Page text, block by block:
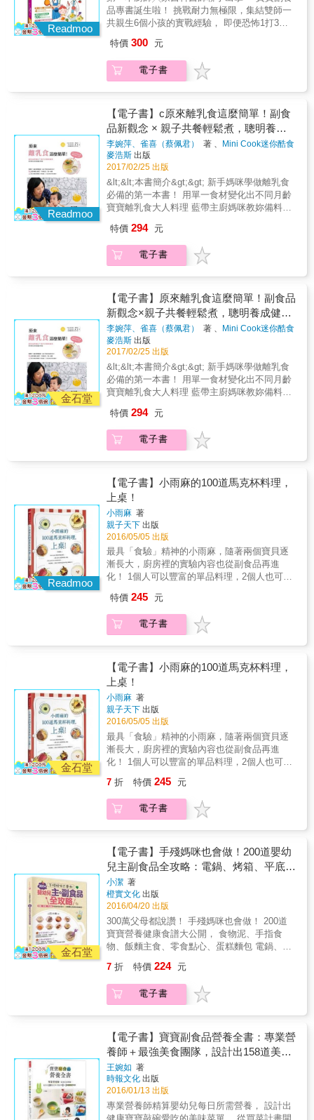
蔬菜，寶寶副食品營養均衡學問大！ 孩子跟大
人一樣，營養必須均衡攝取才能健康長大，晴
媽咪設計的食物泥中，都有4～7種以上的食
的副食品食物泥中都有主食＋蔬菜＋各式菜
類，每餐的副食品至少都有15～25種食材在
內，營養滿分！ 詢問率超高！新手爸媽常見QA
媽媽們問到的副食品QA，分享給大家，做詳細
完整的解答。到底孩子可以吃些什麼？該吃些
什麼？要吃多少？怎麼吃呢？在這裡將通通告
訴你！ 名人推薦 【專家好評推薦】 養生達
人、癌症關懷基金會董事長& 陳月卿 京華中醫
診所專任醫師& 鄒瑋倫 ★眾多父母一致推薦＋
多位媽媽實際經驗見證談 我是一位新手媽媽，
對副食品一知半解的我，在兒子5個多月時求助
藏私地教導我如何循序漸進地準備與製作副食
的問題，也不挑食。我一直相信這都是因為一
開始對副食品有了正確的認知和作法，才能在
小孩的飲食過程裡達到事半功倍的效果。
─Aya媽咪 我家的希衡，從吃副食品開始就是全
食物泥。剛出生體重一直是3%以下，一直到吃
食物泥後體重慢慢上升，現在已經1歲8個月，
體重上升了50～85%左右，之前我們一直不敢
給希衡嘗試太多食材，但是跟著晴媽咪的副食
品各階段慢慢嘗試，希衡在這段時間，也嘗試
了很多新食物呢！真的很感謝晴媽咪提供給孩
子營養均衡豐富的食物泥。 ─希衡媽咪 有一
天突然接到朋友的電話，約我一起去上製作食
看書、上上網就會的事情嗎？為什麼還要上
課？不過我還是去了（幸好我有去），讓我在
日後準備孩子食物泥的日子，非常輕鬆且愉
的接受度 ◆ 改變料理方式和食物形狀，例如秋
葵衡切就變成可愛的星星菜 本書針對「挑食、
長高、咖啡因、早餐、吃魚、零食」孩童六大
成長關卡，一一破解營養迷思。 ▍搶救父母困
變料理方式以外，還有許多改善方法！ 長高營
養均衡很重要，但是不可以這樣吃！ 咖啡因可
樂、可可、巧克力都有咖啡因，小孩又愛吃，
應該怎麼吃才好？ 吃魚大家都說「吃魚更聰
明」，可是海鮮卻有汙染風險！ 零食「sugar
high」是媽媽界的妖怪，如何在糖分攝取上保
持平衡？ ▍因愛料理，親自為孩子下廚最安
心！ ✔ 懶人烹調法，下班後也能30分鐘快速上
菜 ✔ 根據孩童發育所需營養設計菜單，完善各
種營養素 ✔ 營養均衡的50道料理，自然無負
擔，安全看得見 ✔ 特別收錄天然飲料及健康零
起作料理，刺激感官，健全人格發展 「玉米粒
歐姆蛋、蔬菜香料烤魚」 ◆ 營養均衡的50道營
養菜單，吃天然食物，吃食物的原形 ◆ 親子共
作料理詳細步驟，好吃好玩，孩子吃的營養又
健康 本書特色 1.台大食品科技研究所博士，專
為1~12歲孩童量身打造的營養知識及健康食譜
專書！ 2.「挑食、長高、咖啡因、早餐、吃
魚、零食」破解孩童成長卡關的六大迷思！ 3.
根據孩童發育所需設計50道營養菜單，完善各
種營養素！ 4.懶人烹調法，下班後也能30分鐘
快速上菜！ 5.特別收錄天然飲料及健康零食，
愛吃甜食的孩童也能安心享用！ 6.購書即贈優
質親子餐廳MONEY JUMP主廚甜點+伴手禮兌
換券 更多贈獎活動請上作家生活誌臉書專頁查
詢
Readmoo
品專書誕生啦！ 挑戰耐力無極限，集結雙師一
共親生6個小孩的實戰經驗， 即便恐怖1打3也
食品！ 不知道這個食材能不能讓寶寶吃？ 就看
醫師╳廚師聯手設計的副食品四階段常見食材
check表！ 帶孩子沒有最崩潰，只有更崩潰！
譜！ 寶寶食物過敏怎麼辦？幾個月可以開始吃
副食品？ 小兒科╳家醫科醫師專業解答爸媽最
想知道的副食品QA！ 新手爸媽也能輕鬆製作副
食品，讓寶寶頭好壯壯、健康長大！ 哪些東西
寶寶能吃？哪些寶寶不能吃？ 煮廚╳家醫科醫
師的70個副食品四階段常見食材check一覽表！
寶寶這個階段能吃蛋嗎？幾歲以上才能喝鮮奶
呢？使用這個食材需要特別注意什麼嗎？當你
不確定「寶寶這個階段能不能吃這項食材」
時，就參考書中的速查表吧！表格由育有三小
丹利」結合書中食譜，並針對我們常見的食材
簡單分類，提供給各位爸爸媽媽們翻開速查，
輕鬆搞定寶寶副食品。 如何自製安心、健康、
美味食譜，副食品自己做好簡單！ 想要做副食
品給寶寶卻心有餘而力不足？不要再自責自己
不是個好媽媽了，讓煮廚幫你帶得出廳堂，進
得了廚房！煮廚史丹利身兼專業廚師與三個孩
子的爸，特別把日常生活中實際幫家中孩子準
備的副食品料理寫成食譜，分享給更多爸媽
們。讓你輕鬆搞定米糊與粥、食物泥、麵飯主
食、精力湯、手指食物、零食點心。食譜皆以
別設計給4～6個月、7～8個月、9～11個月、1
的料理不只寶寶能吃，只要加點調味料，全家
大小都能一起享用！ 寶寶食物過敏怎麼辦？如
何讓寶寶有好食慾呢？ 小兒科醫師╳家醫科醫
師專業解答，關於你最想知道的副食品知識！
副食品時期是訓練寶寶接觸各種味道的重要階
段，透過建立良好的飲食習慣，才能養成均衡
的營養攝取。替孩子準備副食品時，爸媽最關
心的不外乎是食物過敏問題、寶寶的咀嚼與吞
嚥能力發展、寶寶挑食或沒胃口的對策
&hellip;&hellip;所有你最想知道的問題，就交給
家有三寶的專業醫師幫你解惑吧！
特價 300 元
電子書
Readmoo
【電子書】c原來離乳食這麼簡單！副食
品新觀念 × 親子共餐輕鬆煮，聰明養成
健康寶寶好體質
李婉萍、雀喜（蔡佩君） 著 、 Mini Cook迷你酷食
育生活工著
麥浩斯 出版
2017/02/25 出版
&lt;&lt;本書簡介&gt;&gt; 新手媽咪學做離乳食
必備的第一本書！ 用單一食材變化出不同月齡
寶寶離乳食大人料理 藍帶主廚媽咪教妳備料烹
醫師 黃瑽寧、兒童發展醫學專家 王宏哲 聯名
推薦！］ 剛開始做離乳食的媽咪們，是否覺得
特地備料很麻煩、想給孩子最佳營養但又不知
爸媽們如何更輕鬆、省力地帶寶寶吃！ 》主廚
媽咪教妳美味離乳食這樣做！ 從基礎備料開
始，一步步圖解做高湯、食材前處理、食材搭
配的方法，讓離乳食味道能引起寶寶食慾、吃
得開心滿足。此外，主廚還要解決爸媽們的備
料困擾，巧用單一食材變化出不同月齡的寶寶
離乳食，以及爸媽吃的一鍋煮料理，讓大人小
孩一起同桌共餐。 親子共餐怎麼吃？用單一食
材決定菜單就OK───── 紅蘿蔔泥（4-9個月）
&rarr;紅蘿蔔歐姆蛋捲（10-18個月）&rarr;紅燒
脆皮馬鈴薯塊（10-18個月）&rarr;馬鈴薯燉肉
（一鍋煮） 高麗菜泥（4-9個月）&rarr;寶寶羅
宋湯（10-18個月）&rarr;豬肉蝦仁大阪燒（一
簡單易做的手指食物、無添加的食材沾醬與營
養點心，每道料理都由主廚示範、營養師認
可，不僅美味更讓寶寶吃得健康、更頭好壯
壯。 》食育營養師教妳為寶寶成長黃金期打
底！ 什麼食材該讓寶寶多攝取？寶寶不愛吃離
乳食怎麼辦？好怕寶寶變成敏兒！怎麼帶孩子
吃才對、有需避開哪些食材嗎？餵離乳食的添
加順序是？寶寶容易缺乏的營養有哪些？寶寶
與疑難雜症又如何處理？專業營養師 &ndash;
李婉萍為妳總解惑關於餵養離乳食的大小問
題，更要打破以往餵離乳食的舊觀念。 本書整
理出25種營養推薦食材、85道親切好做的食譜
與作法圖解、餵養孩子更easy的製備法、營養
師解答餵養問題與迷思&hellip;等，專業團隊為
你家寶貝健康提早打好基礎，而且讓爸媽們第
一次做離乳食就上手！
特價 294 元
電子書
金石堂
【電子書】原來離乳食這麼簡單！副食品
新觀念×親子共餐輕鬆煮，聰明養成健康
寶寶好體質
李婉萍、雀喜（蔡佩君） 著 、 Mini Cook迷你酷食
育生活工著
麥浩斯 出版
2017/02/25 出版
&lt;&lt;本書簡介&gt;&gt; 新手媽咪學做離乳食
必備的第一本書！ 用單一食材變化出不同月齡
寶寶離乳食大人料理 藍帶主廚媽咪教妳備料烹
醫師 黃瑽寧、兒童發展醫學專家 王宏哲 聯名
推薦！］ 剛開始做離乳食的媽咪們，是否覺得
特地備料很麻煩、想給孩子最佳營養但又不知
爸媽們如何更輕鬆、省力地帶寶寶吃！ 》主廚
媽咪教妳美味離乳食這樣做！ 從基礎備料開
始，一步步圖解做高湯、食材前處理、食材搭
配的方法，讓離乳食味道能引起寶寶食慾、吃
得開心滿足。此外，主廚還要解決爸媽們的備
料困擾，巧用單一食材變化出不同月齡的寶寶
離乳食，以及爸媽吃的一鍋煮料理，讓大人小
孩一起同桌共餐。 親子共餐怎麼吃？用單一食
材決定菜單就OK───── 紅蘿蔔泥（4-9個月）
&rarr;紅蘿蔔歐姆蛋捲（10-18個月）&rarr;紅燒
脆皮馬鈴薯塊（10-18個月）&rarr;馬鈴薯燉肉
（一鍋煮） 高麗菜泥（4-9個月）&rarr;寶寶羅
宋湯（10-18個月）&rarr;豬肉蝦仁大阪燒（一
簡單易做的手指食物、無添加的食材沾醬與營
養點心，每道料理都由主廚示範、營養師認
可，不僅美味更讓寶寶吃得健康、更頭好壯
壯。 》食育營養師教妳為寶寶成長黃金期打
底！ 什麼食材該讓寶寶多攝取？寶寶不愛吃離
乳食怎麼辦？好怕寶寶變成敏兒！怎麼帶孩子
吃才對、有需避開哪些食材嗎？餵離乳食的添
加順序是？寶寶容易缺乏的營養有哪些？寶寶
與疑難雜症又如何處理？專業營養師 &ndash;
李婉萍為妳總解惑關於餵養離乳食的大小問
題，更要打破以往餵離乳食的舊觀念。 本書整
理出25種營養推薦食材、85道親切好做的食譜
與作法圖解、餵養孩子更easy的製備法、營養
師解答餵養問題與迷思&hellip;等，專業團隊為
你家寶貝健康提早打好基礎，而且讓爸媽們第
一次做離乳食就上手！
特價 294 元
電子書
Readmoo
【電子書】小雨麻的100道馬克杯料理，
上桌！
小雨麻 著
親子天下 出版
2016/05/05 出版
最具「食驗」精神的小雨麻，隨著兩個寶貝逐
漸長大，廚房裡的實驗內容也從副食品再進
化！ 1個人可以豐富的單品料理，2個人也可以
餐， 不必顧火，1指搞定主食湯品甜點與副食
品；100道暖心、飽足又美味的馬克杯料理，輕
鬆上桌！ & 副食品天后化身暖心廚娘的不藏私
的任何食材，洗洗切切再切切洗洗， 依序放進
馬克杯，再把馬克杯移駕到電鍋、烤箱或是微
波爐， 按下開關（就是這麼簡單），美味何須
苦苦等候？ 無論是馬克杯青醬蛤蜊燉飯、馬克
杯油飯、馬克杯心太軟布朗尼蛋糕，或馬克杯
起司牛奶玉米鹹粥&hellip;&hellip; 簡單的美味
不會走味，簡單的生活不會走位，100道的食
譜，帶你找回從容的生活節奏。 & 如果這是
你，請一定要來試試馬克杯料理── 沒時間到廚
房顧爐火的忙碌現代人 就算一個人吃也想自己
寶現做副食品套餐的新手爸媽、忙碌保姆 愛為
全家人張羅下午茶或宵夜時間的廚房愛好者 &
馬克杯，為什麼是製作寶寶副食品的好朋友？
器。 馬克杯可放進電鍋加熱，不用顧火，餐餐
現做副食品變簡單了！ 一次幫寶寶準備多元口
味與不同咀嚼難度的副食品。 以十人份電鍋為
例，可一次放入四個馬克杯，製作四道副食品
組成套餐。 & 馬克杯料理，為何值得你一試傾
心？ 一指搞定，不用顧火。 一次完成主食、湯
品、甜點，人口簡單也能吃得很澎湃。 想吃不
同料理時，一人一杯，不用勉強彼此配合。 手
外篇：副食品套餐，再加碼！
特價 245 元
電子書
金石堂
【電子書】小雨麻的100道馬克杯料理，
上桌！
小雨麻 著
親子天下 出版
2016/05/05 出版
最具「食驗」精神的小雨麻，隨著兩個寶貝逐
漸長大，廚房裡的實驗內容也從副食品再進
化！ 1個人可以豐富的單品料理，2個人也可以
餐， 不必顧火，1指搞定主食湯品甜點與副食
品；100道暖心、飽足又美味的馬克杯料理，輕
鬆上桌！ & 副食品天后化身暖心廚娘的不藏私
的任何食材，洗洗切切再切切洗洗， 依序放進
馬克杯，再把馬克杯移駕到電鍋、烤箱或是微
波爐， 按下開關（就是這麼簡單），美味何須
苦苦等候？ 無論是馬克杯青醬蛤蜊燉飯、馬克
杯油飯、馬克杯心太軟布朗尼蛋糕，或馬克杯
起司牛奶玉米鹹粥&hellip;&hellip; 簡單的美味
不會走味，簡單的生活不會走位，100道的食
譜，帶你找回從容的生活節奏。 & 如果這是
你，請一定要來試試馬克杯料理── 沒時間到廚
房顧爐火的忙碌現代人 就算一個人吃也想自己
寶現做副食品套餐的新手爸媽、忙碌保姆 愛為
全家人張羅下午茶或宵夜時間的廚房愛好者 &
馬克杯，為什麼是製作寶寶副食品的好朋友？
器。 馬克杯可放進電鍋加熱，不用顧火，餐餐
現做副食品變簡單了！ 一次幫寶寶準備多元口
味與不同咀嚼難度的副食品。 以十人份電鍋為
例，可一次放入四個馬克杯，製作四道副食品
組成套餐。 & 馬克杯料理，為何值得你一試傾
心？ 一指搞定，不用顧火。 一次完成主食、湯
品、甜點，人口簡單也能吃得很澎湃。 想吃不
7 折 特價 245 元
電子書
金石堂
【電子書】手殘媽咪也會做！200道嬰幼
兒主副食品全攻略：電鍋、烤箱、平底鍋
就能完成的0~3歲嬰幼兒美味健康餐！
小潔 著
橙實文化 出版
2016/04/20 出版
300萬父母都說讚！ 手殘媽咪也會做！ 200道
寶寶營養健康食譜大公開， 食物泥、手指食
物、飯麵主食、零食點心、蛋糕麵包 電鍋、烤
客-小潔， 教你搞定副食品大小事， 養出不挑
食、頭好壯壯的健康寶寶！ & ★好簡單！營養
食譜自己動手做！ ‧200道超簡易嬰幼兒食譜，
★好實用！新手爸媽都要看的育兒工具書！ ‧寶
寶各月齡作息、副食品添加方式、禁忌飲食、
食物過敏層級表大公開，你想知道的所有副食
品QA全收錄！ & 本書特色 & 特色一：【新手
爸媽不心慌！搞懂副食品大小事】 什麼時候該
吃副食品？副食品的提供順序？高鐵高鈣食物
營養表、食物過敏層級表大公開，達人推薦副
7 折 特價 224 元
電子書
【電子書】寶寶副食品營養全書：專業營
養師＋最強美食團隊，設計出158道美味
又健康的0～3歲嬰幼兒食譜。
王婉如 著
時報文化 出版
2016/01/13 出版
專業營養師精算嬰幼兒每日所需營養， 設計出